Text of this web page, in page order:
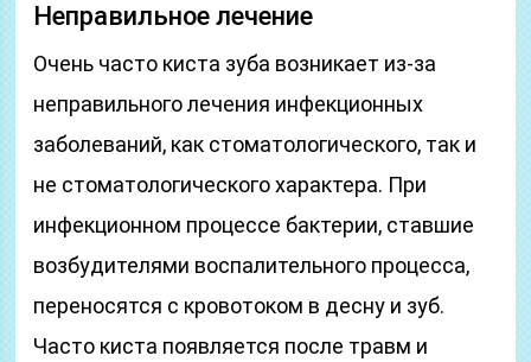
Неправильное лечение
Очень часто киста зуба возникает из-за
неправильного лечения инфекционных
заболеваний, как стоматологического, так и
не стоматологического характера. При
инфекционном процессе бактерии, ставшие
возбудителями воспалительного процесса,
переносятся с кровотоком в десну и зуб.
Часто киста появляется после травм и